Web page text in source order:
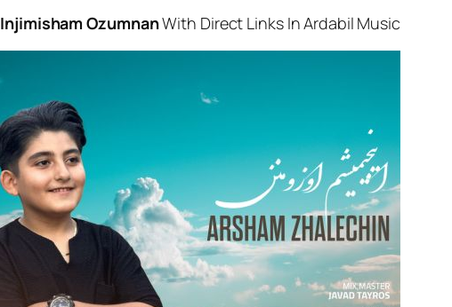
Injimisham OzumnanWith Direct Links In Ardabil Music